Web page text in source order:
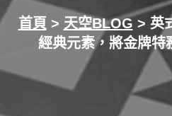
首頁 > 天空BLOG > 英
經典元素，將金牌特